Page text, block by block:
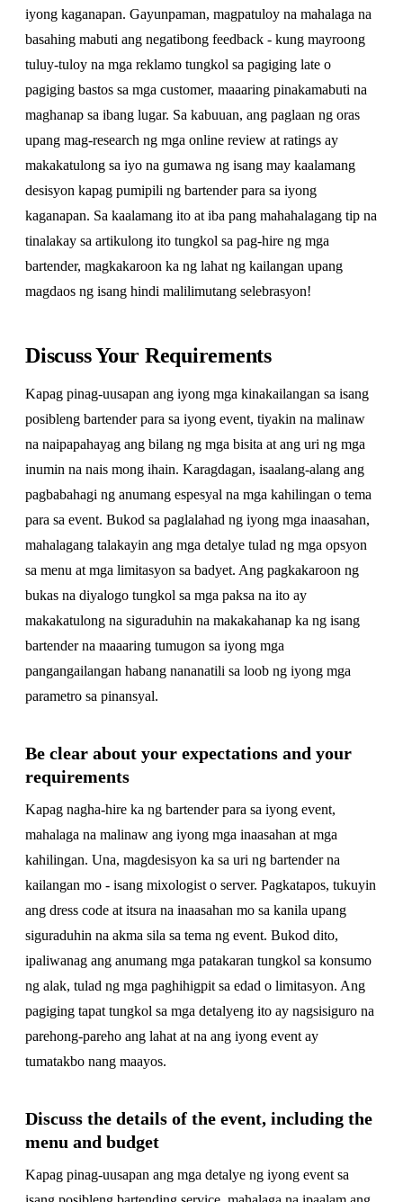
iyong kaganapan. Gayunpaman, magpatuloy na mahalaga na
basahing mabuti ang negatibong feedback - kung mayroong
tuluy-tuloy na mga reklamo tungkol sa pagiging late o
pagiging bastos sa mga customer, maaaring pinakamabuti na
maghanap sa ibang lugar. Sa kabuuan, ang paglaan ng oras
upang mag-research ng mga online review at ratings ay
makakatulong sa iyo na gumawa ng isang may kaalamang
desisyon kapag pumipili ng bartender para sa iyong
kaganapan. Sa kaalamang ito at iba pang mahahalagang tip na
tinalakay sa artikulong ito tungkol sa pag-hire ng mga
bartender, magkakaroon ka ng lahat ng kailangan upang
magdaos ng isang hindi malilimutang selebrasyon!
Discuss Your Requirements
Kapag pinag-uusapan ang iyong mga kinakailangan sa isang
posibleng bartender para sa iyong event, tiyakin na malinaw
na naipapahayag ang bilang ng mga bisita at ang uri ng mga
inumin na nais mong ihain. Karagdagan, isaalang-alang ang
pagbabahagi ng anumang espesyal na mga kahilingan o tema
para sa event. Bukod sa paglalahad ng iyong mga inaasahan,
mahalagang talakayin ang mga detalye tulad ng mga opsyon
sa menu at mga limitasyon sa badyet. Ang pagkakaroon ng
bukas na diyalogo tungkol sa mga paksa na ito ay
makakatulong na siguraduhin na makakahanap ka ng isang
bartender na maaaring tumugon sa iyong mga
pangangailangan habang nananatili sa loob ng iyong mga
parametro sa pinansyal.
Be clear about your expectations and your
requirements
Kapag nagha-hire ka ng bartender para sa iyong event,
mahalaga na malinaw ang iyong mga inaasahan at mga
kahilingan. Una, magdesisyon ka sa uri ng bartender na
kailangan mo - isang mixologist o server. Pagkatapos, tukuyin
ang dress code at itsura na inaasahan mo sa kanila upang
siguraduhin na akma sila sa tema ng event. Bukod dito,
ipaliwanag ang anumang mga patakaran tungkol sa konsumo
ng alak, tulad ng mga paghihigpit sa edad o limitasyon. Ang
pagiging tapat tungkol sa mga detalyeng ito ay nagsisiguro na
parehong-pareho ang lahat at na ang iyong event ay
tumatakbo nang maayos.
Discuss the details of the event, including the
menu and budget
Kapag pinag-uusapan ang mga detalye ng iyong event sa